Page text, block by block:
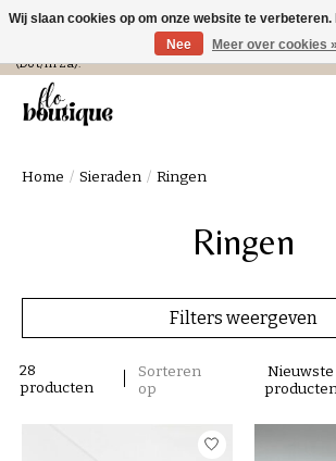
Verzending in NL € 4,99 en gratis bij een bestelling > €
(Do t/m Za).
Home / Sieraden / Ringen
Ringen
Filters weergeven
28
producten
Sorteren
op
Nieuwste
Wij slaan cookies op om onze website te
Nee
Meer over cookies »